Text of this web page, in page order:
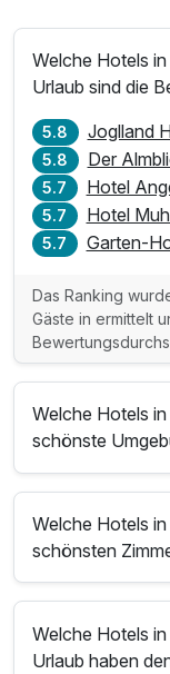
Welche Hotels
Urlaub sind die
5.8 Joglland
5.8 Der
5.7 Hotel
5.7 Hotel
5.7 Garten-
Das Ranking
Gäste in ermittelt
Welche Hotels
schönste
Welche Hotels
schönsten
Welche Hotels
Urlaub haben